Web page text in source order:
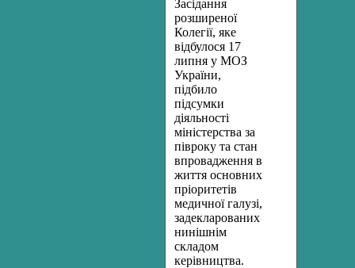
Засідання
розширеної
Колегії, яке
відбулося 17
липня у МОЗ
України,
підбило
підсумки
діяльності
міністерства за
півроку та стан
впровадження в
життя основних
пріоритетів
медичної галузі,
задекларованих
нинішнім
складом
керівництва.